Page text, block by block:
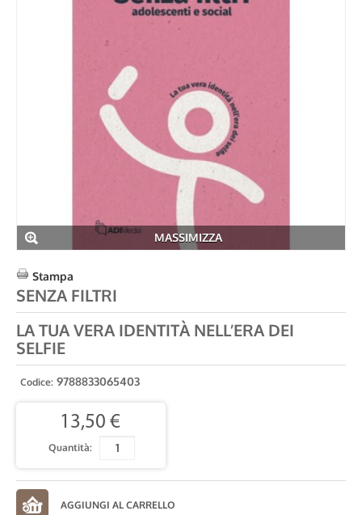
MASSIMIZZA
Stampa
SENZA FILTRI
LA TUA VERA IDENTITÀ NELL’ERA DEI
SELFIE
Codice: 9788833065403
13,50 €
Quantità: